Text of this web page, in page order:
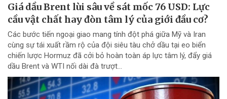
Giá dầu Brent lùi sâu về sát mốc 76 USD: Lực
cầu vật chất hay đòn tâm lý của giới đầu cơ?
Các bước tiến ngoại giao mang tính đột phá giữa Mỹ và Iran
cùng sự tái xuất rầm rộ của đội siêu tàu chở dầu tại eo biển
chiến lược Hormuz đã cởi bỏ hoàn toàn áp lực tâm lý, đẩy giá
dầu Brent và WTI nối dài đà trượt...